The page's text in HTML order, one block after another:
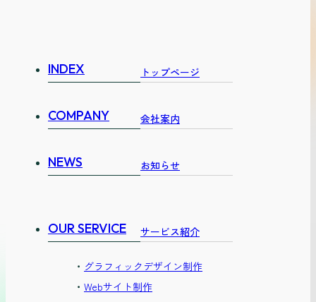
INDEX トップページ
COMPANY 会社案内
NEWS お知らせ
OUR SERVICE サービス紹介
グラフィックデザイン制作
Webサイト制作